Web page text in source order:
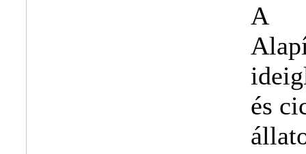
A
és